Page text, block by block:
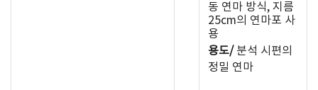
동 연마 방식, 지름
25cm의 연마포 사
용
용도/분석 시편의
정밀 연마